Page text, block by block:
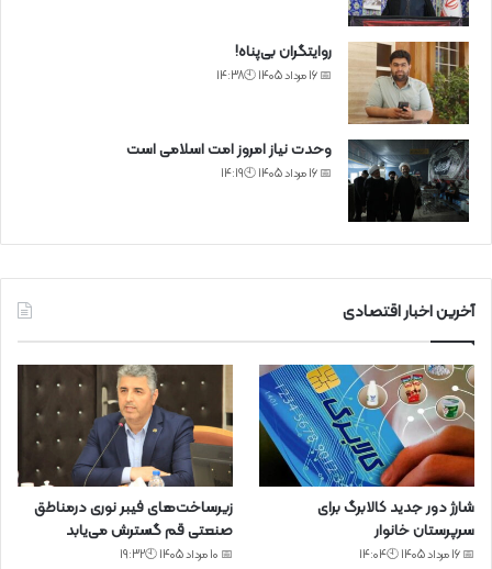
روایتگران بی‌پناه!
📅 16 مرداد 1405 🕙14:38
وحدت نیاز امروز امت اسلامی است
📅 16 مرداد 1405 🕙14:19
آخرین اخبار اقتصادی
شارژ دور جدید کالابرگ برای
سرپرستان خانوار
📅 16 مرداد 1405 🕙14:04
زیرساخت‌های فیبر نوری درمناطق
صنعتی قم گسترش می‌یابد
📅 10 مرداد 1405 🕙19:32